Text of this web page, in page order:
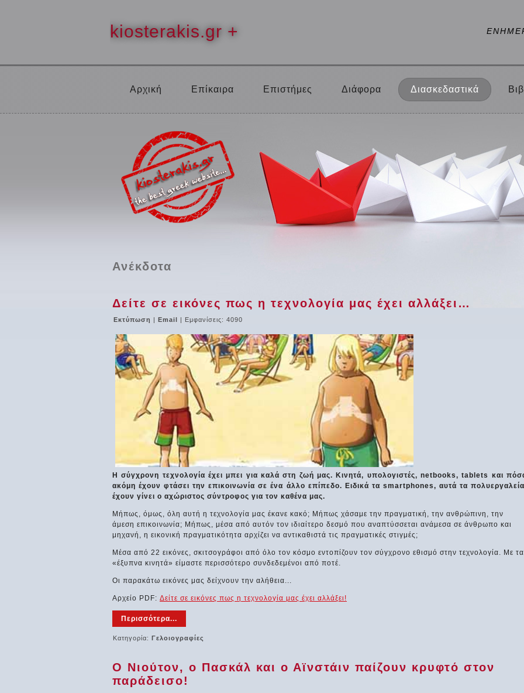
kiosterakis.gr +
Αρχική Επίκαιρα Επιστήμες Διάφορα Διασκεδαστικά
Ανέκδοτα
Δείτε σε εικόνες πως η τεχνολογία μας έχει αλλάξει…
Εκτύπωση | Email | Εμφανίσεις: 4090
Η σύγχρονη τεχνολογία έχει μπει για καλά στη ζωή μας. Κινητά, υπολογιστές, netbooks, tablets και
ακόμη έχουν φτάσει την επικοινωνία σε ένα άλλο επίπεδο. Ειδικά τα smartphones, αυτά τα
έχουν γίνει ο αχώριστος σύντροφος για τον καθένα μας.
Μήπως, όμως, όλη αυτή η τεχνολογία μας έκανε κακό; Μήπως χάσαμε την πραγματική, την ανθρώπινη, την
άμεση επικοινωνία; Μήπως, μέσα από αυτόν τον ιδιαίτερο δεσμό που αναπτύσσεται ανάμεσα σε άνθρωπο και
μηχανή, η εικονική πραγματικότητα αρχίζει να αντικαθιστά τις πραγματικές στιγμές;
Μέσα από 22 εικόνες, σκιτσογράφοι από όλο τον κόσμο εντοπίζουν τον σύγχρονο εθισμό στην τεχνολογία. Με τα
«έξυπνα κινητά» είμαστε περισσότερο συνδεδεμένοι από ποτέ.
Οι παρακάτω εικόνες μας δείχνουν την αλήθεια...
Αρχείο PDF: Δείτε σε εικόνες πως η τεχνολογία μας έχει αλλάξει!
Περισσότερα...
Κατηγορία: Γελοιογραφίες
Ο Νιούτον, ο Πασκάλ και ο Αϊνστάιν παίζουν κρυφτό στον
παράδεισο!